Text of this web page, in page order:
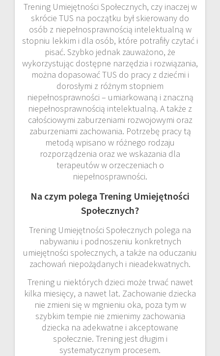
Trening Umiejętności Społecznych, czy inaczej w
skrócie TUS na początku był skierowany do
osób z niepełnosprawnością intelektualną w
stopniu lekkim i dla osób, które potrafiły czytać i
pisać. Szybko jednak zauważono, że
wykorzystując dostępne narzędzia i rozwiązania,
można dopasować TUS do pracy z dziećmi i
dorosłymi z różnym stopniem
niepełnosprawności – umiarkowaną i znaczną
niepełnosprawnością intelektualną. A także z
całościowymi zaburzeniami rozwojowymi oraz
zaburzeniami zachowania. Potrzebę pracy tą
metodą wpisano w różnego rodzaju
rozporządzenia oraz we wskazania dla
terapeutów w orzeczeniach o
niepełnosprawności.
Na czym polega Trening Umiejętności
Społecznych?
Trening Umiejętności Społecznych polega na
nabywaniu i podnoszeniu konkretnych
umiejętności społecznych, a także na oduczaniu
zachowań niepożądanych i nieadekwatnych.
Trening u niektórych dzieci może trwać nawet
kilka miesięcy, a nawet lat. Zachowanie dziecka
nie zmieni się w mgnieniu oka, poza tym w
szybkim tempie nie zmienimy zachowania
dziecka na adekwatne i akceptowane
społecznie. Trening jest długim i
systematycznym procesem.